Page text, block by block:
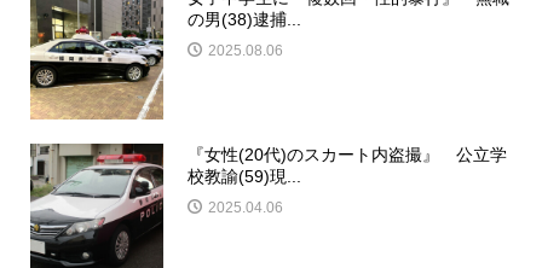
の男(38)逮捕...
2025.08.06
『女性(20代)のスカート内盗撮』 公立学
校教諭(59)現...
2025.04.06